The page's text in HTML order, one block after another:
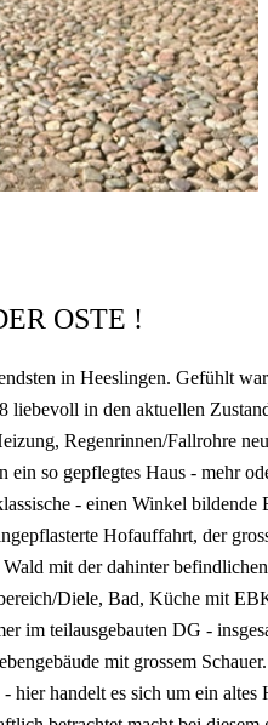
OSTE !
in Heeslingen. Gefühlt
in den aktuellen
Regenrinnen/Fallrohre
ein so gepflegtes Haus - mehr
- einen Winkel bildende
Hofauffahrt, der
mit der dahinter
Diele, Bad, Küche mit
im teilausgebauten DG -
mit grossem
hier handelt es sich um ein altes